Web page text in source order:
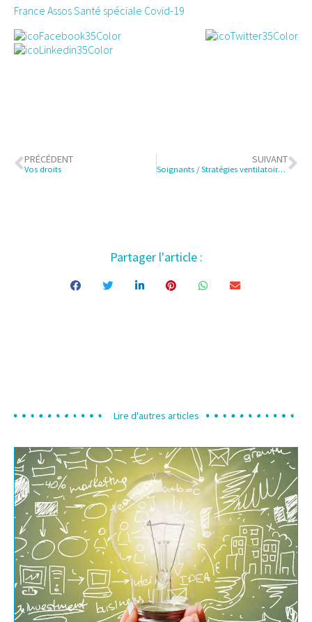
France Assos Santé spéciale Covid-19
PRÉCÉDENT
Vos droits
SUIVANT
Soignants / Stratégies ventilatoires NN et mères Covid+ / Avis SFN
Partager l'article :
Lire d'autres articles